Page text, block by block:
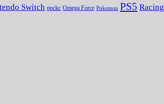
Switch npckc Omega Force Pokemon PS5 Racing